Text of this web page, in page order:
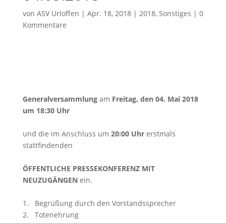
von ASV Urloffen | Apr. 18, 2018| 2018, Sonstiges | 0
Kommentare
Generalversammlung am Freitag, den 04. Mai 2018
um 18:30 Uhr
und die im Anschluss um 20:00 Uhrerstmals
stattfindenden
ÖFFENTLICHE PRESSEKONFERENZ MIT
NEUZUGÄNGEN ein.
1. Begrüßung durch den Vorstandssprecher
2. Totenehrung